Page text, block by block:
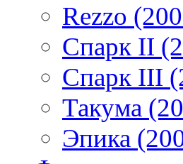
Rezzo
Спарк II
Спарк III
Такума
Эпика